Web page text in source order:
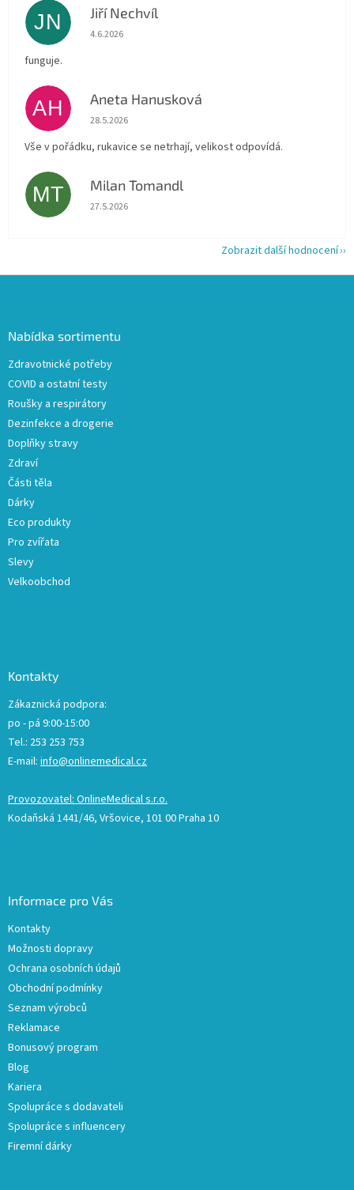
JN Jiří Nechvíl
Hodnocení obchodu je 5 z 5 hvězdiček.
4.6.2026
funguje.
AH Aneta Hanusková
Hodnocení obchodu je 5 z 5 hvězdiček.
28.5.2026
Vše v pořádku, rukavice se netrhají, velikost odpovídá.
MT Milan Tomandl
Hodnocení obchodu je 5 z 5 hvězdiček.
27.5.2026
Zobrazit další hodnocení
Nabídka sortimentu
Zdravotnické potřeby
COVID a ostatní testy
Roušky a respirátory
Dezinfekce a drogerie
Doplňky stravy
Zdraví
Části těla
Dárky
Eco produkty
Pro zvířata
Slevy
Velkoobchod
Kontakty
Zákaznická podpora:
po - pá 9:00-15:00
Tel.: 253 253 753
E-mail: info@onlinemedical.cz
Provozovatel: OnlineMedical s.r.o.
Kodaňská 1441/46, Vršovice, 101 00 Praha 10
Informace pro Vás
Kontakty
Možnosti dopravy
Ochrana osobních údajů
Obchodní podmínky
Seznam výrobců
Reklamace
Bonusový program
Blog
Kariera
Spolupráce s dodavateli
Spolupráce s influencery
Firemní dárky